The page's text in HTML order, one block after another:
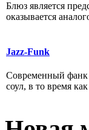
Блюз является
оказывается
Jazz-Funk
Современный фанк
соул, в то время